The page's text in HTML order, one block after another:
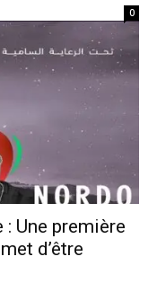
0
Une première
d’être